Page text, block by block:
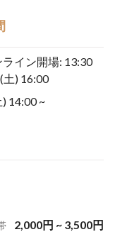
イン開場: 13:30
) 16:00
14:00 ~
2,000円 ~ 3,500円